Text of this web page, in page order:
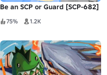
Be an SCP or Guard [SCP-682]
75% 1.2K